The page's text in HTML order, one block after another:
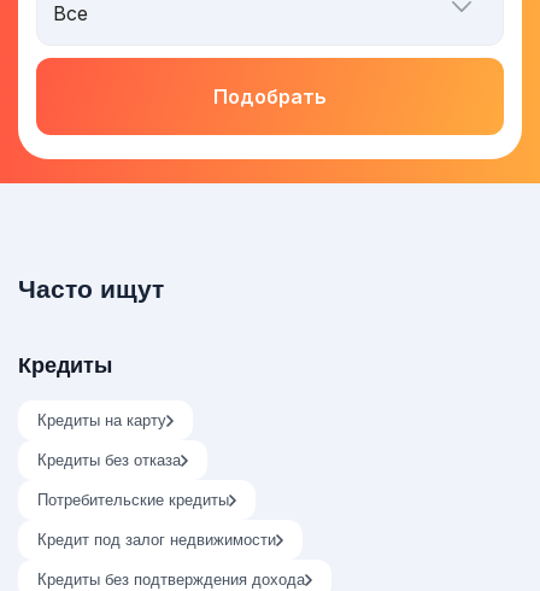
Подобрать
Часто ищут
Кредиты
Кредиты на карту
Кредиты без отказа
Потребительские кредиты
Кредит под залог недвижимости
Кредиты без подтверждения дохода